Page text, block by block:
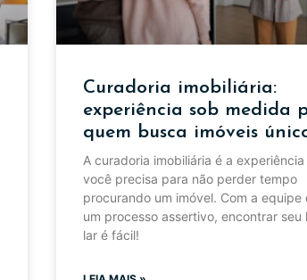
Curadoria imobiliária:
experiência sob medida
quem busca imóveis
A curadoria imobiliária é a
você precisa para não perder tempo
procurando um imóvel. Com a equipe
um processo assertivo, encontrar seu
lar é fácil!